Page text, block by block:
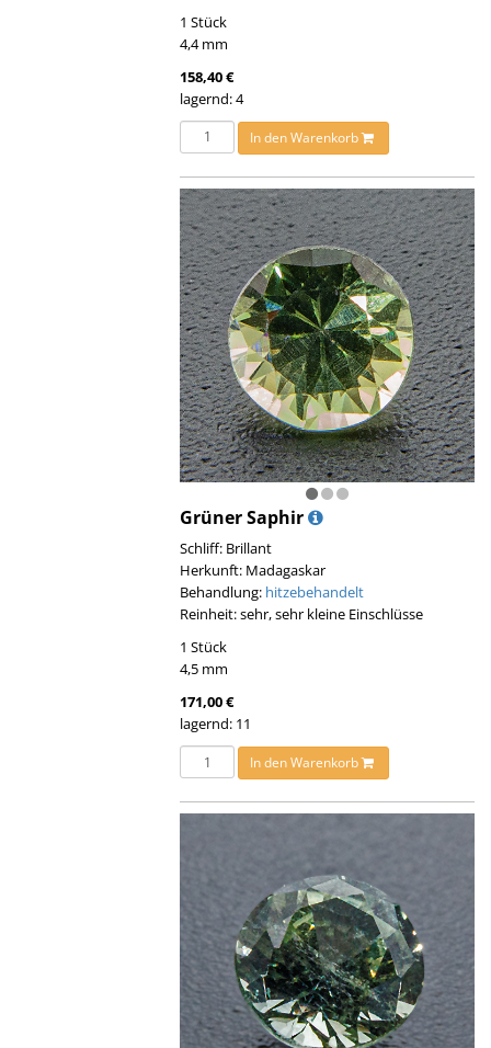
1 Stück
4,4 mm
158,40 €
lagernd: 4
In den Warenkorb
Grüner Saphir
Schliff: Brillant
Herkunft: Madagaskar
Behandlung: hitzebehandelt
Reinheit: sehr, sehr kleine Einschlüsse
1 Stück
4,5 mm
171,00 €
lagernd: 11
In den Warenkorb